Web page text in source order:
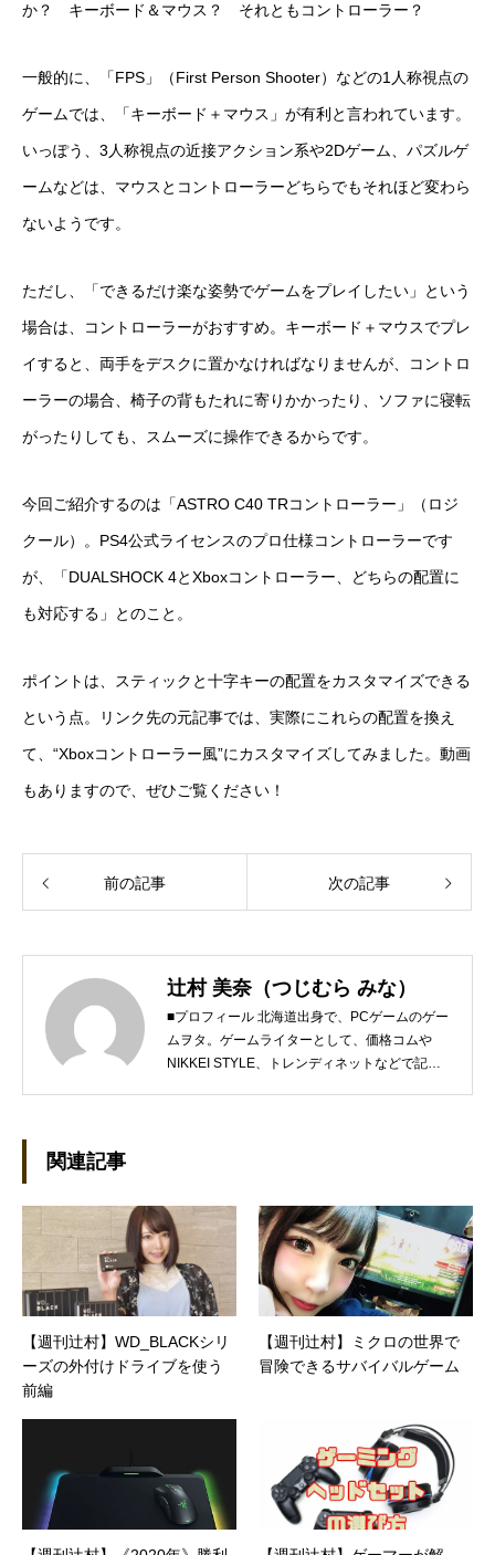
か？ キーボード＆マウス？ それともコントローラー？
一般的に、「FPS」（First Person Shooter）などの1人称視点の
ゲームでは、「キーボード＋マウス」が有利と言われています。
いっぽう、3人称視点の近接アクション系や2Dゲーム、パズルゲ
ームなどは、マウスとコントローラーどちらでもそれほど変わら
ないようです。
ただし、「できるだけ楽な姿勢でゲームをプレイしたい」という
場合は、コントローラーがおすすめ。キーボード＋マウスでプレ
イすると、両手をデスクに置かなければなりませんが、コントロ
ーラーの場合、椅子の背もたれに寄りかかったり、ソファに寝転
がったりしても、スムーズに操作できるからです。
今回ご紹介するのは「ASTRO C40 TRコントローラー」（ロジ
クール）。PS4公式ライセンスのプロ仕様コントローラーです
が、「DUALSHOCK 4とXboxコントローラー、どちらの配置に
も対応する」とのこと。
ポイントは、スティックと十字キーの配置をカスタマイズできる
という点。リンク先の元記事では、実際にこれらの配置を換え
て、“Xboxコントローラー風”にカスタマイズしてみました。動画
もありますので、ぜひご覧ください！
前の記事 次の記事
辻村 美奈（つじむら みな）
■プロフィール 北海道出身で、PCゲームのゲー
ムヲタ。ゲームライターとして、価格コムや
NIKKEI STYLE、トレンディネットなどで記事
関連記事
【週刊辻村】WD_BLACKシリ
ーズの外付けドライブを使う
前編
【週刊辻村】ミクロの世界で
冒険できるサバイバルゲーム